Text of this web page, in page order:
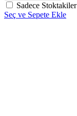
Sadece Stoktakiler
Seç ve Sepete Ekle